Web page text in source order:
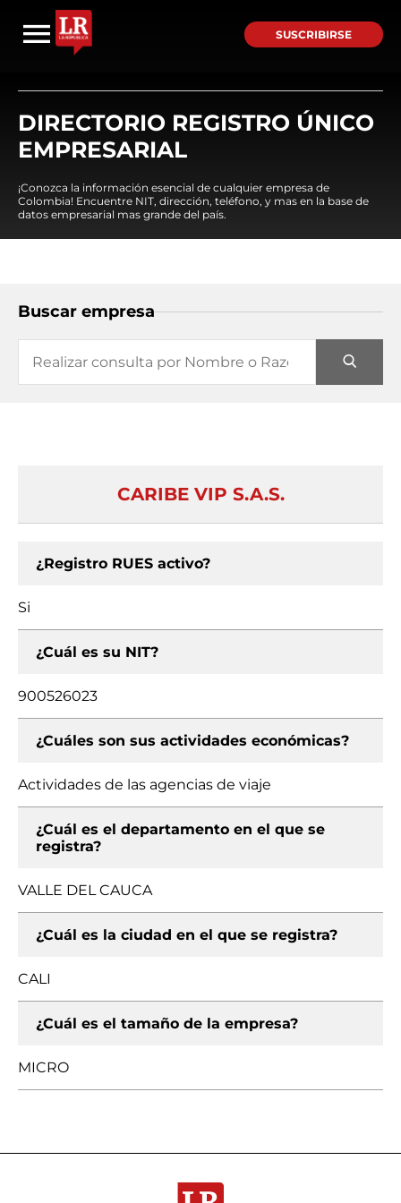
SUSCRIBIRSE
DIRECTORIO REGISTRO ÚNICO
EMPRESARIAL
¡Conozca la información esencial de cualquier empresa de
Colombia! Encuentre NIT, dirección, teléfono, y mas en la base de
datos empresarial mas grande del país.
Buscar empresa
CARIBE VIP S.A.S.
¿Registro RUES activo?
Si
¿Cuál es su NIT?
900526023
¿Cuáles son sus actividades económicas?
Actividades de las agencias de viaje
¿Cuál es el departamento en el que se
registra?
VALLE DEL CAUCA
¿Cuál es la ciudad en el que se registra?
CALI
¿Cuál es el tamaño de la empresa?
MICRO